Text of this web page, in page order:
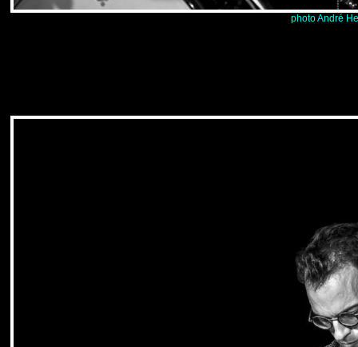
photo André